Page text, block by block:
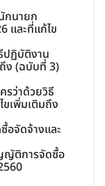
กนายก
และที่แก้ไข
ปฏิบัติงาน
ง (ฉบับที่ 3)
รว่าด้วยวิธี
เพิ่มเติมถึง
อจัดจ้างและ
ญัติการจัดซื้อ